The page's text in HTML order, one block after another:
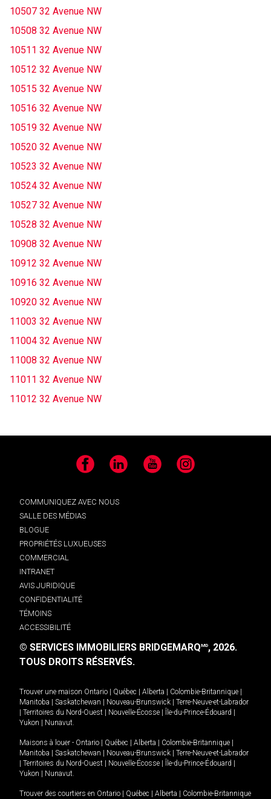
10507 32 Avenue NW
10508 32 Avenue NW
10511 32 Avenue NW
10512 32 Avenue NW
10515 32 Avenue NW
10516 32 Avenue NW
10519 32 Avenue NW
10520 32 Avenue NW
10523 32 Avenue NW
10524 32 Avenue NW
10527 32 Avenue NW
10528 32 Avenue NW
10908 32 Avenue NW
10912 32 Avenue NW
10916 32 Avenue NW
10920 32 Avenue NW
11003 32 Avenue NW
11004 32 Avenue NW
11008 32 Avenue NW
11011 32 Avenue NW
11012 32 Avenue NW
Facebook LinkedIn YouTube Instagram
COMMUNIQUEZ AVEC NOUS
SALLE DES MÉDIAS
BLOGUE
PROPRIÉTÉS LUXUEUSES
COMMERCIAL
INTRANET
AVIS JURIDIQUE
CONFIDENTIALITÉ
TÉMOINS
ACCESSIBILITÉ
© SERVICES IMMOBILIERS BRIDGEMARQMD, 2026.
TOUS DROITS RÉSERVÉS.
Trouver une maison Ontario Québec Alberta Colombie-Britannique
Manitoba
Saskatchewan Nouveau-Brunswick
Terre-Neuve-et-Labrador
Territoires du Nord-Ouest Nouvelle-Écosse Île-du-Prince-Édouard
Yukon
Nunavut.
Maisons à louer - Ontario Québec Alberta Colombie-Britannique
Manitoba
Saskatchewan Nouveau-Brunswick
Terre-Neuve-et-Labrador
Territoires du Nord-Ouest Nouvelle-Écosse Île-du-Prince-Édouard
Yukon
Nunavut.
Trouver des courtiers en Ontario Québec Alberta
Colombie-Britannique